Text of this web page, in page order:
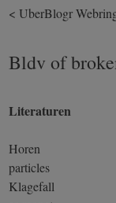
< UberBlogr
Bldv of
Literaturen
Horen
particles
Klagefall